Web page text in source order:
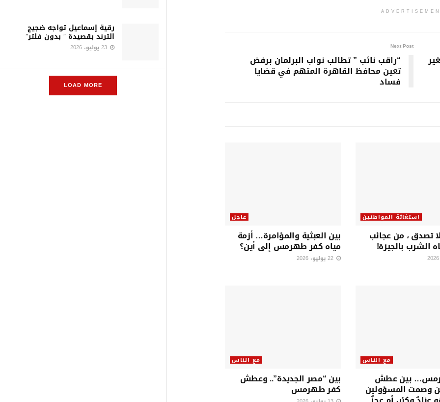
رقية إسماعيل تواجه ضجيج
الترند بقصيدة ” بدون فلتر”
LOAD MORE
Next Post
“راقب نائب ” تطالب نواب البرلمان برفض
تعين محافظ القاهرة المتهم في قضايا
فساد
استغاثة المواطنين
تصدق ، من عجائب
الشرب بالجيزة!
عاجل
بين العبثية والمؤامرة… أزمة
مياه كفر طهرمس إلى أين؟
مع الناس
بين عطش
وصمت المسؤولين
مع الناس
بين “مصر الجديدة”.. وعطش
كفر طهرمس